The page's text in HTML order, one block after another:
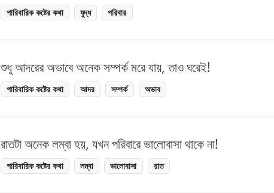
পারিবারিক কষ্টের কথা যুদ্ধ পরিবার
শুধু আদরের অভাবে অনেক সম্পর্ক মরে যায়, তাও ঘরেই!
পারিবারিক কষ্টের কথা আদর সম্পর্ক অভাব
রাতটা অনেক লম্বা হয়, যখন পরিবারে ভালোবাসা থাকে না!
পারিবারিক কষ্টের কথা লম্বা ভালোবাসা রাত